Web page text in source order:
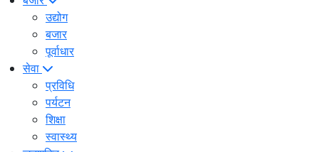
उद्योग
बजार
पूर्वाधार
सेवा
प्रविधि
पर्यटन
शिक्षा
स्वास्थ्य